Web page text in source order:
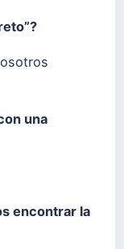
una
encontrar la